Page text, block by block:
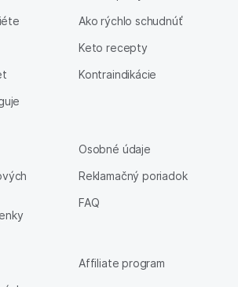
Ako rýchlo schudnúť
Keto recepty
Kontraindikácie
Osobné údaje
Reklamačný poriadok
FAQ
Affiliate program